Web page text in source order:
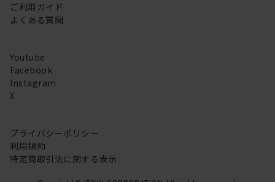
ご利用ガイド
よくある質問
Youtube
Facebook
Instagram
X
プライバシーポリシー
利用規約
特定商取引法に関する表示